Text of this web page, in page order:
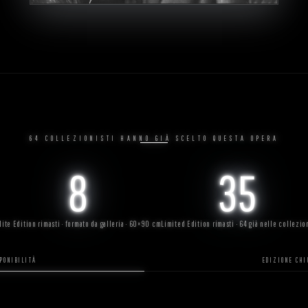
64 COLLEZIONISTI HANNO GIÀ SCELTO QUESTA OPERA
8
Edition rimasti · formato da galleria · 60×90 cm
35
Limited Edition rimasti · 64 già nelle
EDIZIONE